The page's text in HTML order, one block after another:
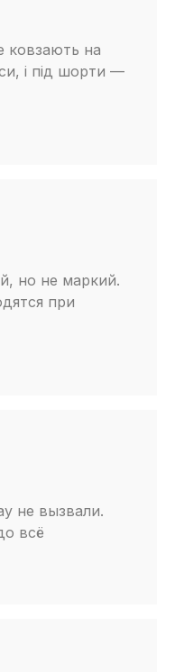
ковзають на
і під шорти —
но не маркий.
при
не вызвали.
всё